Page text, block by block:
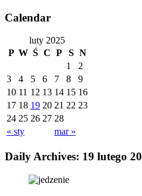
Calendar
luty 2025
P W Ś C P S N
« sty mar »
1
2
3
4 5 6 7 8
9
10 11 12 13 14 15 16
17 18 19 20 21 22 23
24 25 26 27 28
Daily Archives: 19 lutego